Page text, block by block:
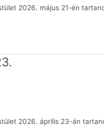
2026. május 21-én
2026. április 23-án